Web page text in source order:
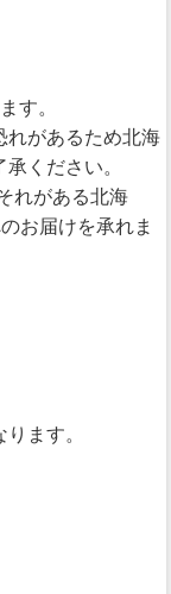
す。
があるため北海
ください。
れがある北海
お届けを承れま
ます。